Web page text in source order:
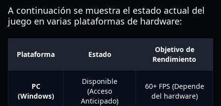
A continuación se muestra el estado actual del
juego en varias plataformas de hardware:
Plataforma Estado
Objetivo de
Rendimiento
PC
(Windows)
Disponible
(Acceso
Anticipado)
60+ FPS (Depende
del hardware)